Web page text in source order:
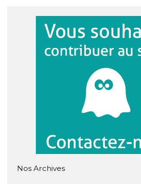
Nos Archives